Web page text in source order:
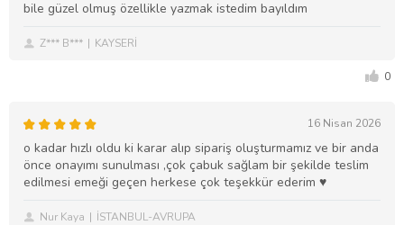
bile güzel olmuş özellikle yazmak istedim bayıldım
Z*** B*** KAYSERİ
0
16 Nisan 2026
o kadar hızlı oldu ki karar alıp sipariş oluşturmamız ve bir anda
önce onayımı sunulması ,çok çabuk sağlam bir şekilde teslim
edilmesi emeği geçen herkese çok teşekkür ederim ♥️
Nur Kaya İSTANBUL-AVRUPA